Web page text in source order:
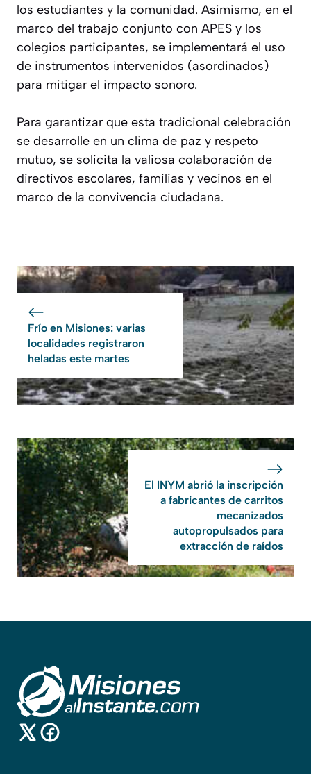
los estudiantes y la comunidad. Asimismo, en el
marco del trabajo conjunto con APES y los
colegios participantes, se implementará el uso
de instrumentos intervenidos (asordinados)
para mitigar el impacto sonoro.
​Para garantizar que esta tradicional celebración
se desarrolle en un clima de paz y respeto
mutuo, se solicita la valiosa colaboración de
directivos escolares, familias y vecinos en el
marco de la convivencia ciudadana.
Frío en Misiones: varias
localidades registraron
heladas este martes
El INYM abrió la inscripción
a fabricantes de carritos
mecanizados
autopropulsados para
extracción de raídos